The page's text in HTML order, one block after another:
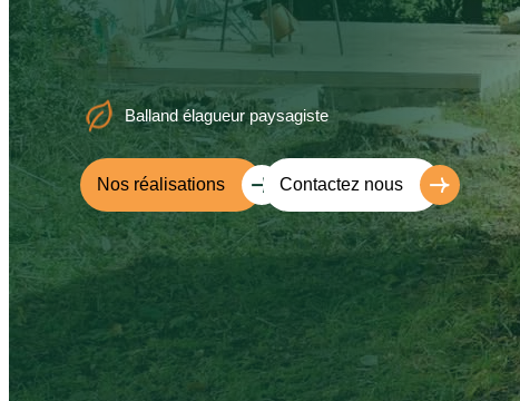
Balland élagueur paysagiste
Nos réalisations Contactez nous